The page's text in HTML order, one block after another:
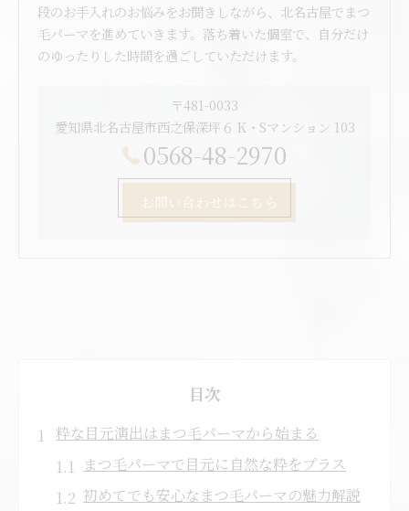
段のお手入れのお悩みをお聞きしながら、北名古屋でまつ
毛パーマを進めていきます。落ち着いた個室で、自分だけ
のゆったりした時間を過ごしていただけます。
〒481-0033
愛知県北名古屋市西之保深坪６ K・Sマンション 103
0568-48-2970
お問い合わせはこちら
目次
粋な目元演出はまつ毛パーマから始まる
まつ毛パーマで目元に自然な粋をプラス
初めてでも安心なまつ毛パーマの魅力解説